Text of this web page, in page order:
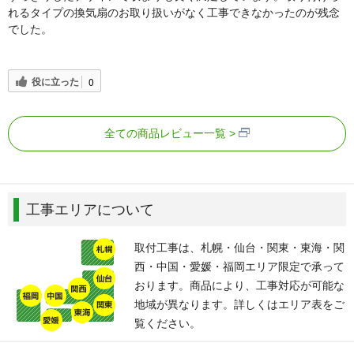
れるタイプの換気扇のお取り扱いがなく工事できなかったのが残念
でした。
役に立った 0
全ての商品レビュー一覧
工事エリアについて
取付工事は、札幌・仙台・関東・東海・関
西・中国・愛媛・福岡エリア限定で承って
おります。商品により、工事対応が可能な
地域が異なります。詳しくはエリア表をご
覧ください。